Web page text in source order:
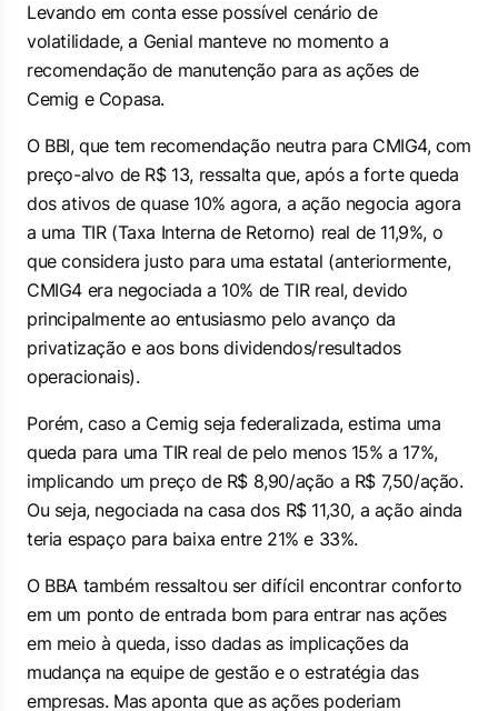
Levando em conta esse possível cenário de
volatilidade, a Genial manteve no momento a
recomendação de manutenção para as ações de
Cemig e Copasa.
O BBI, que tem recomendação neutra para CMIG4, com
preço-alvo de R$ 13, ressalta que, após a forte queda
dos ativos de quase 10% agora, a ação negocia agora
a uma TIR (Taxa Interna de Retorno) real de 11,9%, o
que considera justo para uma estatal (anteriormente,
CMIG4 era negociada a 10% de TIR real, devido
principalmente ao entusiasmo pelo avanço da
privatização e aos bons dividendos/resultados
operacionais).
Porém, caso a Cemig seja federalizada, estima uma
queda para uma TIR real de pelo menos 15% a 17%,
implicando um preço de R$ 8,90/ação a R$ 7,50/ação.
Ou seja, negociada na casa dos R$ 11,30, a ação ainda
teria espaço para baixa entre 21% e 33%.
O BBA também ressaltou ser difícil encontrar conforto
em um ponto de entrada bom para entrar nas ações
em meio à queda, isso dadas as implicações da
mudança na equipe de gestão e o estratégia das
empresas. Mas aponta que as ações poderiam